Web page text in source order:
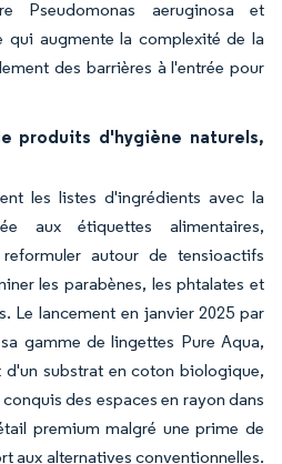
Pseudomonas aeruginosa et
qui augmente la complexité de la
des barrières à l'entrée pour
produits d'hygiène naturels,
les listes d'ingrédients avec la
aux étiquettes alimentaires,
autour de tensioactifs
les parabènes, les phtalates et
Le lancement en janvier 2025 par
gamme de lingettes Pure Aqua,
d'un substrat en coton biologique,
des espaces en rayon dans
premium malgré une prime de
aux alternatives conventionnelles.